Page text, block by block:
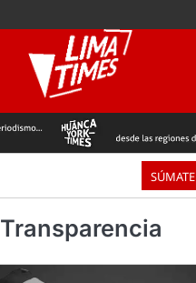
SÚMATE
Transparencia